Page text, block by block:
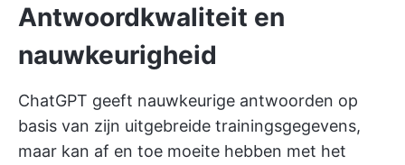
Antwoordkwaliteit en
nauwkeurigheid
ChatGPT geeft nauwkeurige antwoorden op
basis van zijn uitgebreide trainingsgegevens,
maar kan af en toe moeite hebben met het